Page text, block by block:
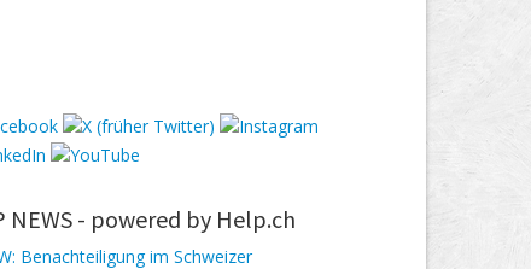
NEWS - powered by Help.ch
Benachteiligung im Schweizer